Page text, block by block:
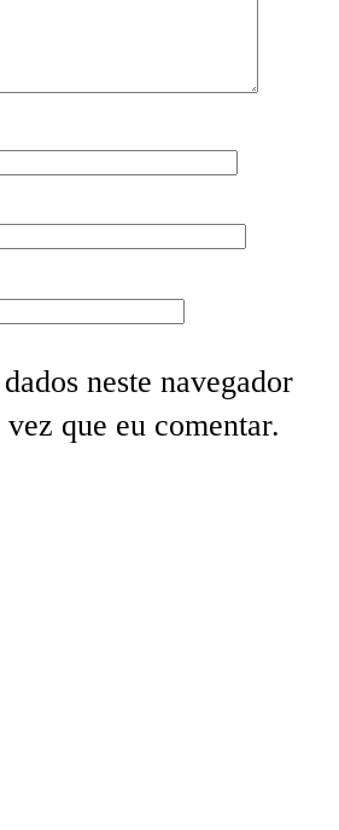
neste navegador
que eu comentar.